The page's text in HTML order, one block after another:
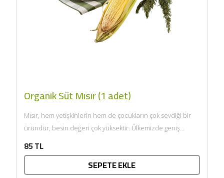
Organik Süt Mısır (1 adet)
Mısır, hem yetişkinlerin hem de çocukların çok sevdiği bir
üründür, besin değeri çok yüksektir. Ülkemizde geniş
85 TL
SEPETE EKLE